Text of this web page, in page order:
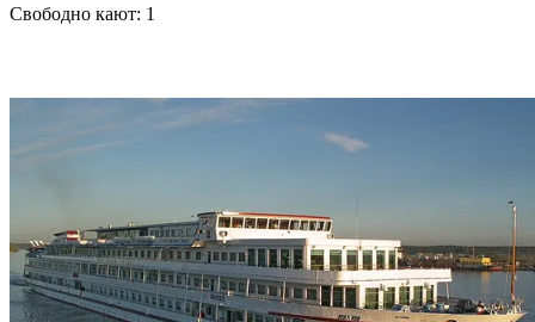
Свободно кают: 1